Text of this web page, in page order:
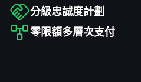
分級忠誠度計劃
零限額多層次支付